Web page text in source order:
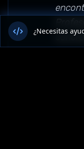
¿Necesitas